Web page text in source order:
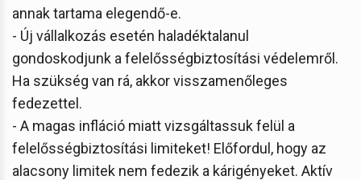
annak tartama elegendő-e.
- Új vállalkozás esetén haladéktalanul
gondoskodjunk a felelősségbiztosítási védelemről.
Ha szükség van rá, akkor visszamenőleges
fedezettel.
- A magas infláció miatt vizsgáltassuk felül a
felelősségbiztosítási limiteket! Előfordul, hogy az
alacsony limitek nem fedezik a kárigényeket. Aktív